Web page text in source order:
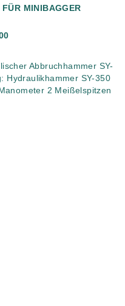
BRECHHAMMER SY-350 FÜR MINIBAGGER
Abbruchhammer SY-
Hydraulikhammer SY-350
2 Meißelspitzen